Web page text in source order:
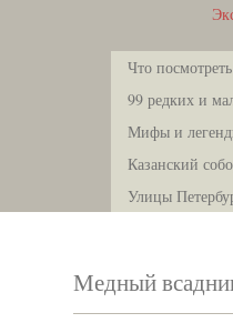
Что
99 редких и
Мифы и
Казанский
Улицы
Медный